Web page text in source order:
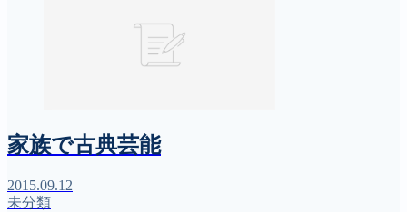
家族で古典芸能
2015.09.12
未分類